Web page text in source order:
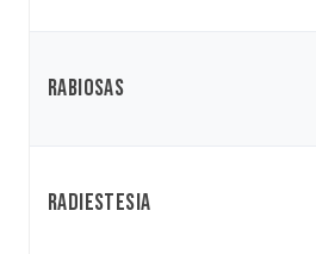
Rabiosas
Radiestesia